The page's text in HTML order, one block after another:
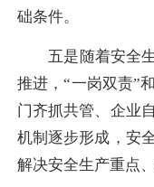
础条件。
五是随着安全生
推进，“一岗双责”
门齐抓共管、企业
机制逐步形成，安
解决安全生产重点